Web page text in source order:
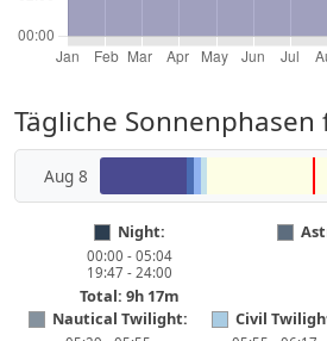
Tägliche
Aug 8
Night:
00:00 - 05:04
19:47 - 24:00
Total: 9h 17m
Nautical Twilight:
Civil